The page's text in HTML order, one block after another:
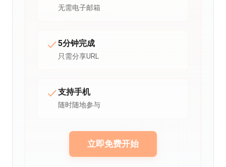
无需电子邮箱
5分钟完成
只需分享URL
支持手机
随时随地参与
立即免费开始